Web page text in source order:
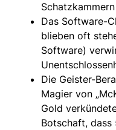
Das Software-
blieben oft
Software)
Die Geister-
Magier von
Gold
Botschaft, dass